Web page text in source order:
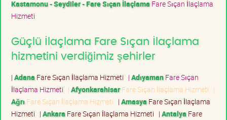
Kastamonu - Seydiler - Fare Sıçan İlaçlama Fare Sıçan İlaçlama
Hizmeti
Güçlü İlaçlama Fare Sıçan İlaçlama
hizmetini verdiğimiz şehirler
| Adana Fare Sıçan İlaçlama Hizmeti | AdıyamanFare Sıçan
İlaçlama Hizmeti | AfyonkarahisarFare Sıçan İlaçlama Hizmeti |
Ağrı Fare Sıçan İlaçlama Hizmeti | Amasya Fare Sıçan İlaçlama
Hizmeti | Ankara Fare Sıçan İlaçlama Hizmeti | Antalya Fare